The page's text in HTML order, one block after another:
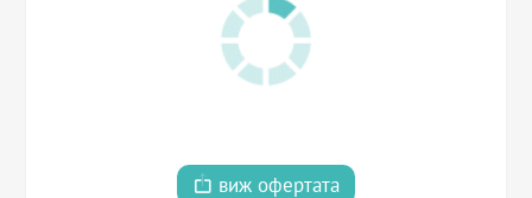
виж офертата